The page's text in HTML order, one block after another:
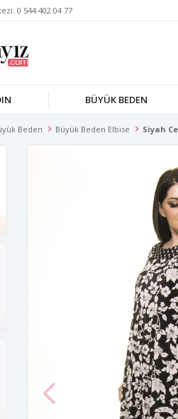
0 544 402 04 77
BÜYÜK BEDEN
Beden Büyük Beden Elbise Siyah